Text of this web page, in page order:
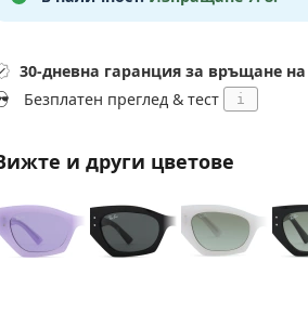
30-дневна гаранция за връщане
Безплатен преглед & тест
i
и други цветове